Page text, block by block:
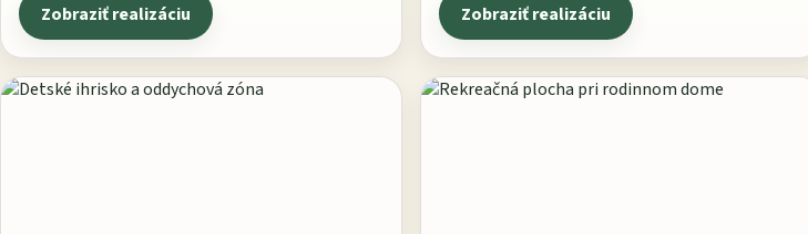
Zobraziť realizáciu Zobraziť realizáciu